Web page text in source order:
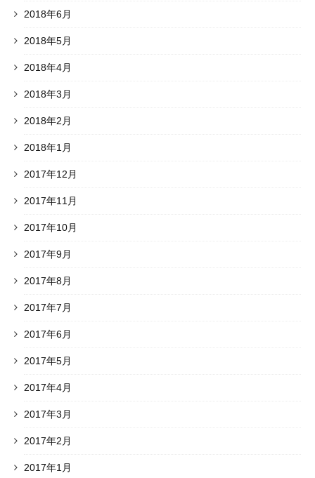
2018年6月
2018年5月
2018年4月
2018年3月
2018年2月
2018年1月
2017年12月
2017年11月
2017年10月
2017年9月
2017年8月
2017年7月
2017年6月
2017年5月
2017年4月
2017年3月
2017年2月
2017年1月